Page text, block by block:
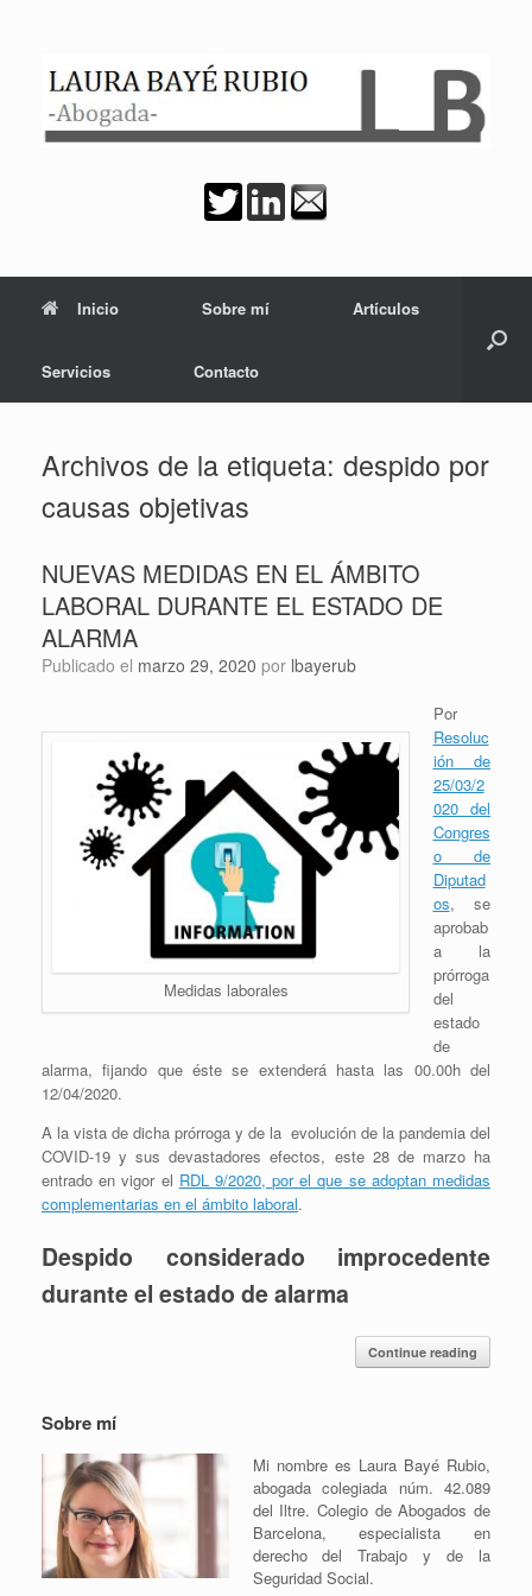
Inicio Sobre mí Artículos
Servicios Contacto
Archivos de la etiqueta: despido por
causas objetivas
NUEVAS MEDIDAS EN EL ÁMBITO
LABORAL DURANTE EL ESTADO DE
ALARMA
Publicado el marzo 29, 2020 por lbayerub
Medidas laborales
Por
Resoluc
ión de
25/03/2
020 del
Congres
o de
Diputad
os, se
aprobab
a la
prórroga
del
estado
de
alarma, fijando que éste se extenderá hasta las 00.00h del
12/04/2020.
A la vista de dicha prórroga y de la evolución de la pandemia del
COVID-19 y sus devastadores efectos, este 28 de marzo ha
entrado en vigor el RDL 9/2020, por el que se adoptan medidas
complementarias en el ámbito laboral.
Despido considerado improcedente
durante el estado de alarma
Continue reading
Sobre mí
Mi nombre es Laura Bayé Rubio,
abogada colegiada núm. 42.089
del Iltre. Colegio de Abogados de
Barcelona, especialista en
derecho del Trabajo y de la
Seguridad Social.